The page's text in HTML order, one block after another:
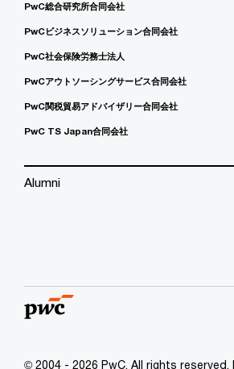
PwC総合研究所合同会社
PwCビジネスソリューション合同会社
PwC社会保険労務士法人
PwCアウトソーシングサービス合同会社
PwC関税貿易アドバイザリー合同会社
PwC TS Japan合同会社
Alumni
© 2004 - 2026 PwC. All rights